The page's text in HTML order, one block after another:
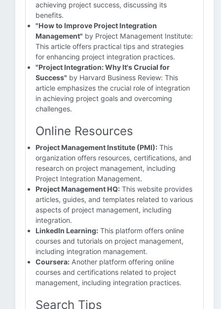
achieving project success, discussing its
benefits.
"How to Improve Project Integration
Management" by Project Management Institute:
This article offers practical tips and strategies
for enhancing project integration practices.
"Project Integration: Why It's Crucial for
Success" by Harvard Business Review: This
article emphasizes the crucial role of integration
in achieving project goals and overcoming
challenges.
Online Resources
Project Management Institute (PMI): This
organization offers resources, certifications, and
research on project management, including
Project Integration Management.
Project Management HQ: This website provides
articles, guides, and templates related to various
aspects of project management, including
integration.
LinkedIn Learning: This platform offers online
courses and tutorials on project management,
including integration management.
Coursera: Another platform offering online
courses and certifications related to project
management, including integration practices.
Search Tips